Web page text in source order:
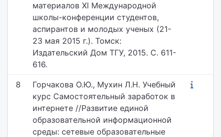
материалов XI Международной
школы-конференции студентов,
аспирантов и молодых ученых (21-
23 мая 2015 г.). Томск:
Издательский Дом ТГУ, 2015. С. 611-
616.
8
Горчакова О.Ю., Мухин Л.Н. Учебный
курс Самостоятельный заработок в
интернете //Развитие единой
образовательной информационной
среды: сетевые образовательные